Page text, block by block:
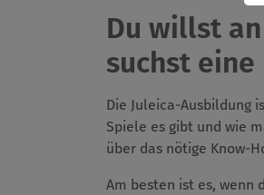
Du willst
suchst eine
Die Juleica-Ausbildung
Spiele es gibt und wie
über das nötige Know-
Am besten ist es, wenn